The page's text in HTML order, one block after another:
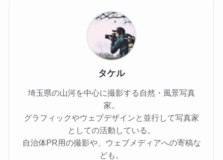
タケル
埼玉県の山河を中心に撮影する自然・風景写真
家。
グラフィックやウェブデザインと並行して写真家
としての活動している。
自治体PR用の撮影や、ウェブメディアへの寄稿な
ども。